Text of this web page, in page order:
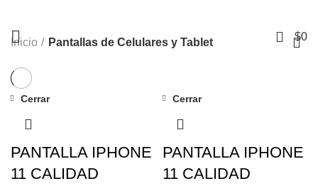
$0
Inicio Pantallas de Celulares y Tablet
Cerrar
PANTALLA IPHONE
11 CALIDAD
Cerrar
PANTALLA IPHONE
11 CALIDAD